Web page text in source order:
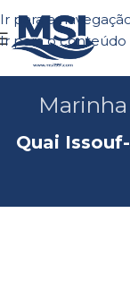
Ir para a
Ir para o conteúdo
Quai